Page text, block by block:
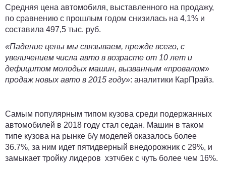
Средняя цена автомобиля, выставленного на продажу,
по сравнению с прошлым годом снизилась на 4,1% и
составила 497,5 тыс. руб.
«Падение цены мы связываем, прежде всего, с
увеличением числа авто в возрасте от 10 лет и
дефицитом молодых машин, вызванным «провалом»
продаж новых авто в 2015 году»: аналитики КарПрайз.
Самым популярным типом кузова среди подержанных
автомобилей в 2018 году стал седан. Машин в таком
типе кузова на рынке б/у моделей оказалось более
36.7%, за ним идет пятидверный внедорожник с 29%, и
замыкает тройку лидеров хэтчбек с чуть более чем 16%.